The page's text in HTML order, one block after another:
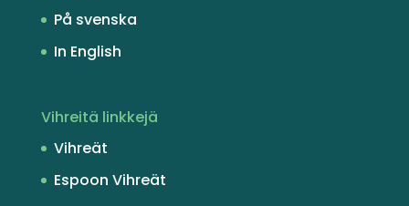
På svenska
In English
Vihreitä linkkejä
Vihreät
Espoon Vihreät